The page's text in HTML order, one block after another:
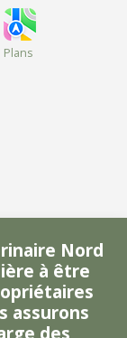
Plans
Nord
à être
assurons